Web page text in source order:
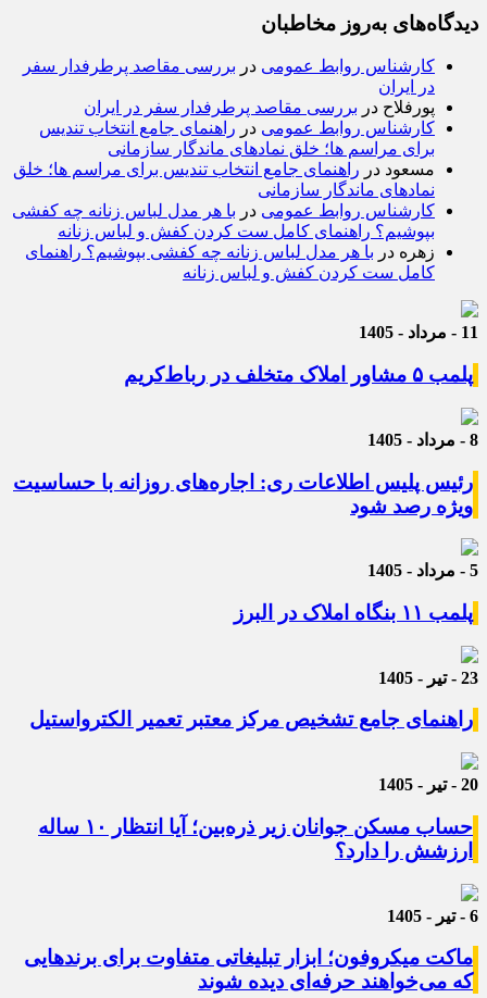
دیدگاه‌های به‌روز مخاطبان
کارشناس روابط عمومی در بررسی مقاصد پرطرفدار سفر
در ایران
پورفلاح در بررسی مقاصد پرطرفدار سفر در ایران
کارشناس روابط عمومی در راهنمای جامع انتخاب تندیس
برای مراسم ها؛ خلق نمادهای ماندگار سازمانی
مسعود در راهنمای جامع انتخاب تندیس برای مراسم ها؛ خلق
نمادهای ماندگار سازمانی
کارشناس روابط عمومی در با هر مدل لباس زنانه چه کفشی
بپوشیم؟ راهنمای کامل ست کردن کفش و لباس زنانه
زهره در با هر مدل لباس زنانه چه کفشی بپوشیم؟ راهنمای
کامل ست کردن کفش و لباس زنانه
11 - مرداد - 1405
پلمب ۵ مشاور املاک متخلف در رباط‌کریم
8 - مرداد - 1405
رئیس پلیس اطلاعات ری: اجاره‌های روزانه با حساسیت
ویژه رصد شود
5 - مرداد - 1405
پلمب ۱۱ بنگاه املاک در البرز
23 - تیر - 1405
راهنمای جامع تشخیص مرکز معتبر تعمیر الکترواستیل
20 - تیر - 1405
حساب مسکن جوانان زیر ذره‌بین؛ آیا انتظار ۱۰ ساله
ارزشش را دارد؟
6 - تیر - 1405
ماکت میکروفون؛ ابزار تبلیغاتی متفاوت برای برندهایی
که می‌خواهند حرفه‌ای دیده شوند